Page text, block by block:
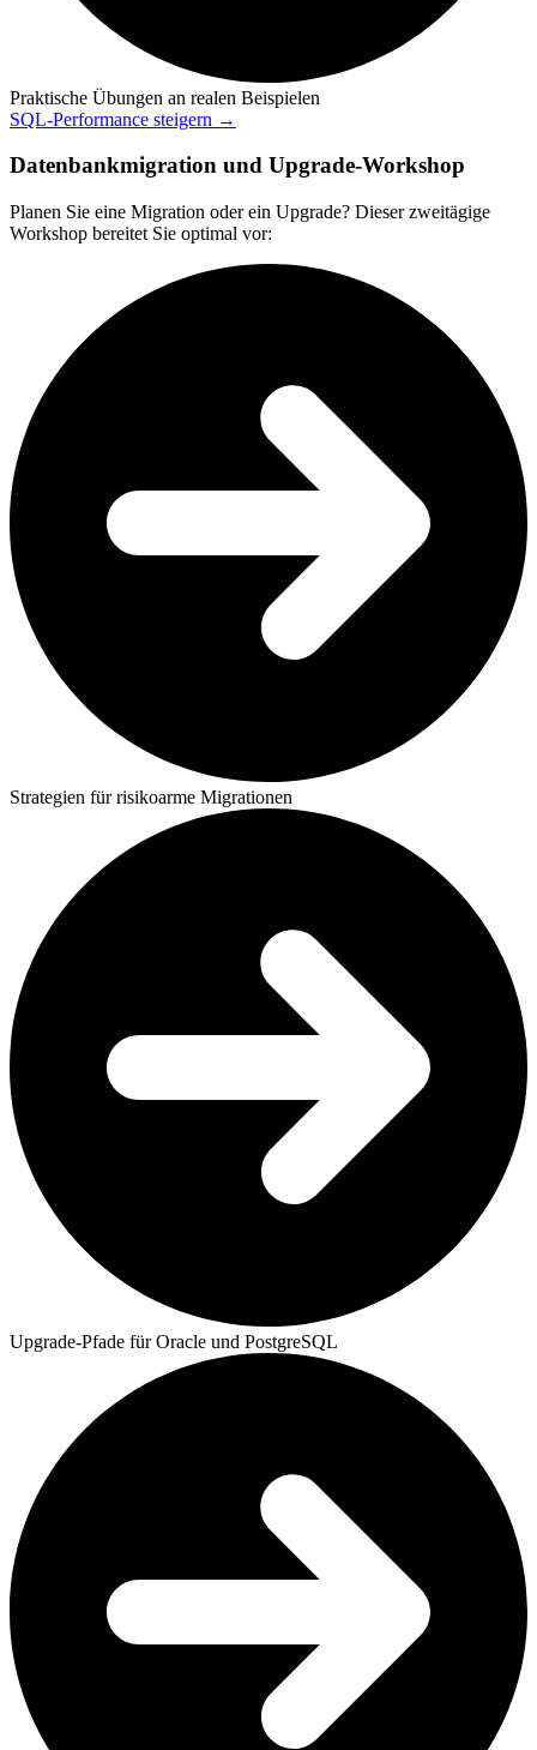
Praktische Übungen an realen Beispielen
SQL-Performance steigern →
Datenbankmigration und Upgrade-Workshop
Planen Sie eine Migration oder ein Upgrade? Dieser zweitägige
Workshop bereitet Sie optimal vor:
Strategien für risikoarme Migrationen
Upgrade-Pfade für Oracle und PostgreSQL